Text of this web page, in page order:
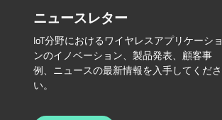
ニュースレター
IoT分野におけるワイヤレスアプリケーショ
ンのイノベーション、製品発表、顧客事
例、ニュースの最新情報を入手してくださ
い。